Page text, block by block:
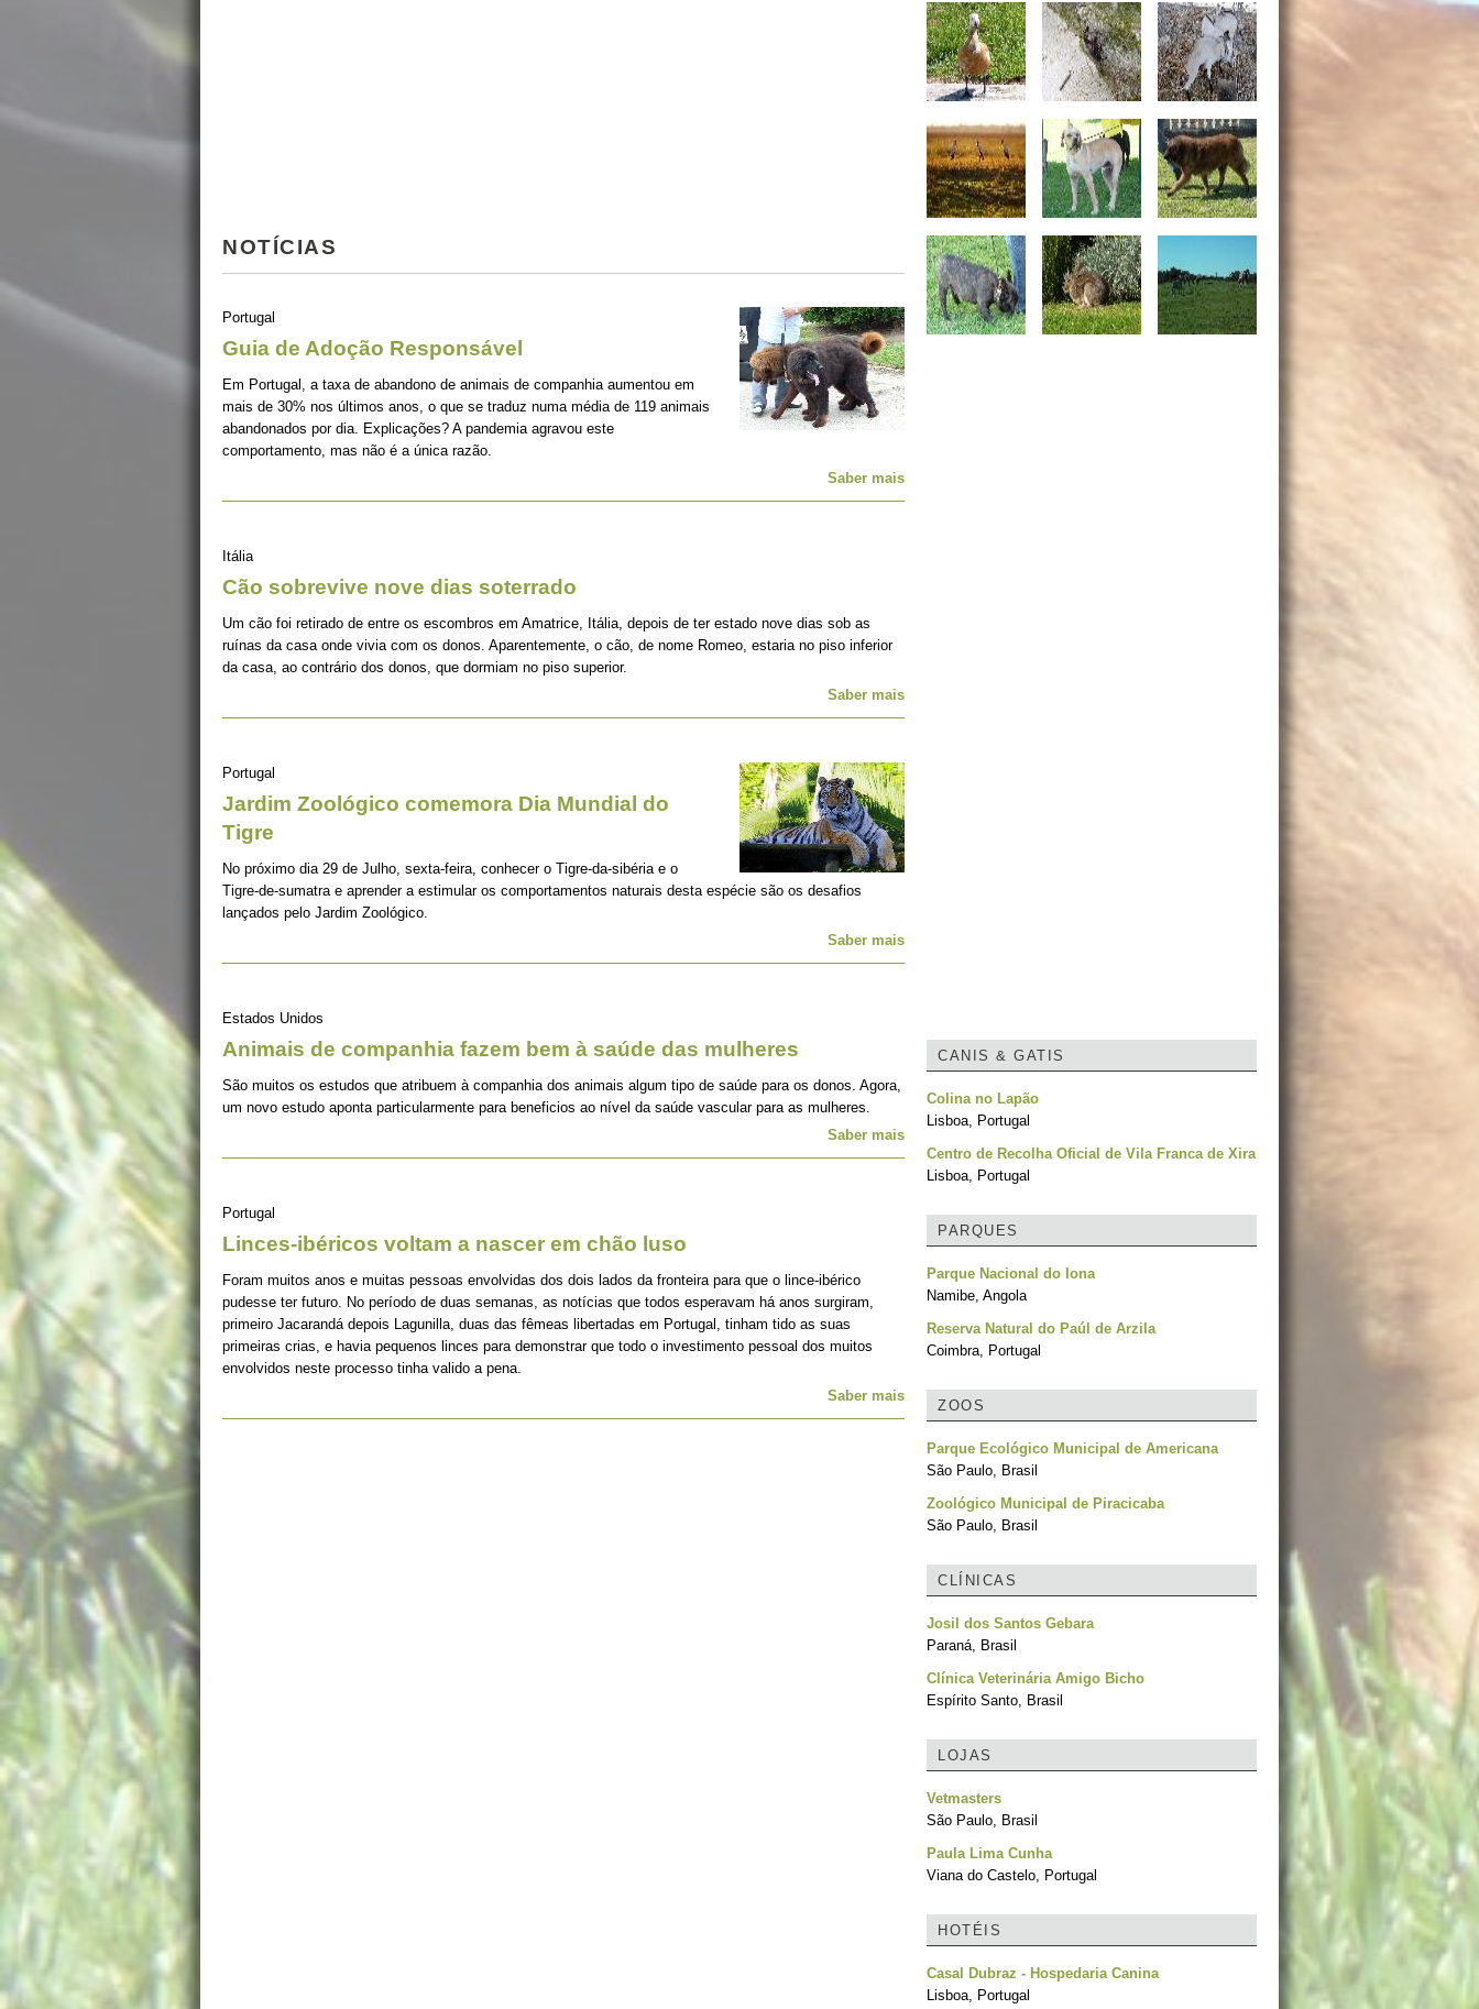
NOTÍCIAS
Portugal
Guia de Adoção Responsável
Em Portugal, a taxa de abandono de animais de companhia aumentou em
mais de 30% nos últimos anos, o que se traduz numa média de 119 animais
abandonados por dia. Explicações? A pandemia agravou este
comportamento, mas não é a única razão.
Saber mais
Itália
Cão sobrevive nove dias soterrado
Um cão foi retirado de entre os escombros em Amatrice, Itália, depois de ter estado nove dias sob as
ruínas da casa onde vivia com os donos. Aparentemente, o cão, de nome Romeo, estaria no piso inferior
da casa, ao contrário dos donos, que dormiam no piso superior.
Saber mais
Portugal
Jardim Zoológico comemora Dia Mundial do
Tigre
No próximo dia 29 de Julho, sexta-feira, conhecer o Tigre-da-sibéria e o
Tigre-de-sumatra e aprender a estimular os comportamentos naturais desta espécie são os desafios
lançados pelo Jardim Zoológico.
Saber mais
Estados Unidos
Animais de companhia fazem bem à saúde das mulheres
São muitos os estudos que atribuem à companhia dos animais algum tipo de saúde para os donos. Agora,
um novo estudo aponta particularmente para beneficios ao nível da saúde vascular para as mulheres.
Saber mais
Portugal
Linces-ibéricos voltam a nascer em chão luso
Foram muitos anos e muitas pessoas envolvidas dos dois lados da fronteira para que o lince-ibérico
pudesse ter futuro. No período de duas semanas, as notícias que todos esperavam há anos surgiram,
primeiro Jacarandá depois Lagunilla, duas das fêmeas libertadas em Portugal, tinham tido as suas
primeiras crias, e havia pequenos linces para demonstrar que todo o investimento pessoal dos muitos
envolvidos neste processo tinha valido a pena.
Saber mais
CANIS & GATIS
Colina no Lapão
Lisboa, Portugal
Centro de Recolha Oficial de Vila Franca de Xira
Lisboa, Portugal
PARQUES
Parque Nacional do Iona
Namibe, Angola
Reserva Natural do Paúl de Arzila
Coimbra, Portugal
ZOOS
Parque Ecológico Municipal de Americana
São Paulo, Brasil
Zoológico Municipal de Piracicaba
São Paulo, Brasil
CLÍNICAS
Josil dos Santos Gebara
Paraná, Brasil
Clínica Veterinária Amigo Bicho
Espírito Santo, Brasil
LOJAS
Vetmasters
São Paulo, Brasil
Paula Lima Cunha
Viana do Castelo, Portugal
HOTÉIS
Casal Dubraz - Hospedaria Canina
Lisboa, Portugal